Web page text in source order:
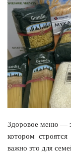
Здоровое меню —
котором
важно это для